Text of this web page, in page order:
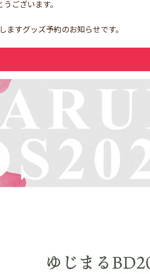
ございます。
すグッズ予約のお知らせです。